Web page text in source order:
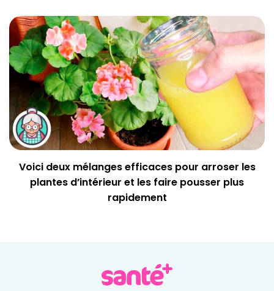
Voici deux mélanges efficaces pour arroser les
plantes d’intérieur et les faire pousser plus
rapidement